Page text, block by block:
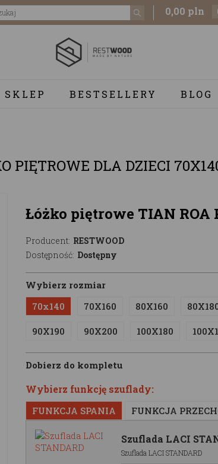
0,00 pln
SKLEP BESTSELLERY BLOG
PIĘTROWE DLA DZIECI
Łóżko piętrowe TIAN ROA
Producent: RESTWOOD
Dostępność: Dostępny
Wybierz rozmiar
70x140
70X160 80X160
90X190 90X200 100X180
Dobierz do kompletu
Wybierz funkcję szuflady:
FUNKCJA SPANIA FUNKCJA
Szuflada LACI
Szuflada LACI STANDARD